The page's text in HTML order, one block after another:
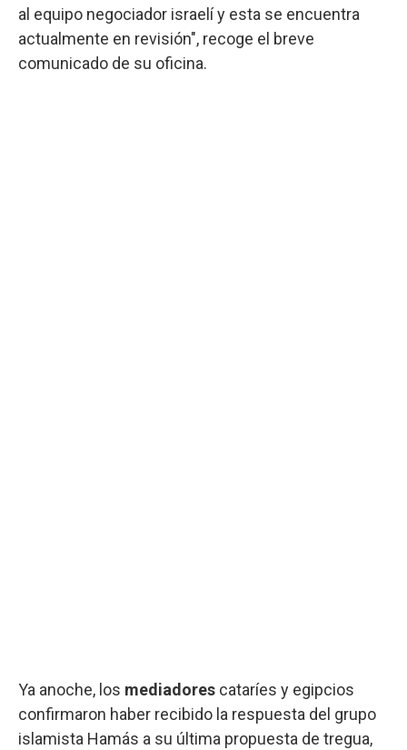
al equipo negociador israelí y esta se encuentra
actualmente en revisión", recoge el breve
comunicado de su oficina.
Ya anoche, los mediadores cataríes y egipcios
confirmaron haber recibido la respuesta del grupo
islamista Hamás a su última propuesta de tregua,